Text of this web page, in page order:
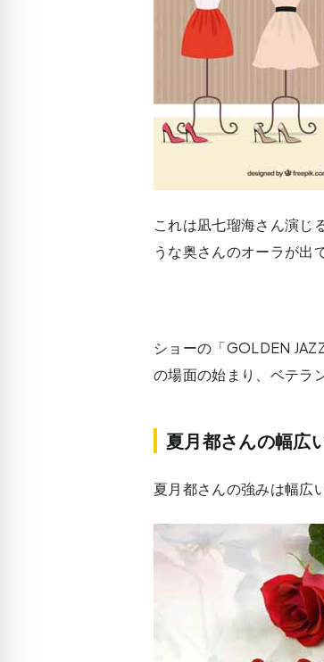
これは凪七瑠海さん演じ
うな奥さんのオーラが出
ショーの「GOLDEN
の場面の始まり、ベテラ
夏月都さんの幅広
夏月都さんの強みは幅広